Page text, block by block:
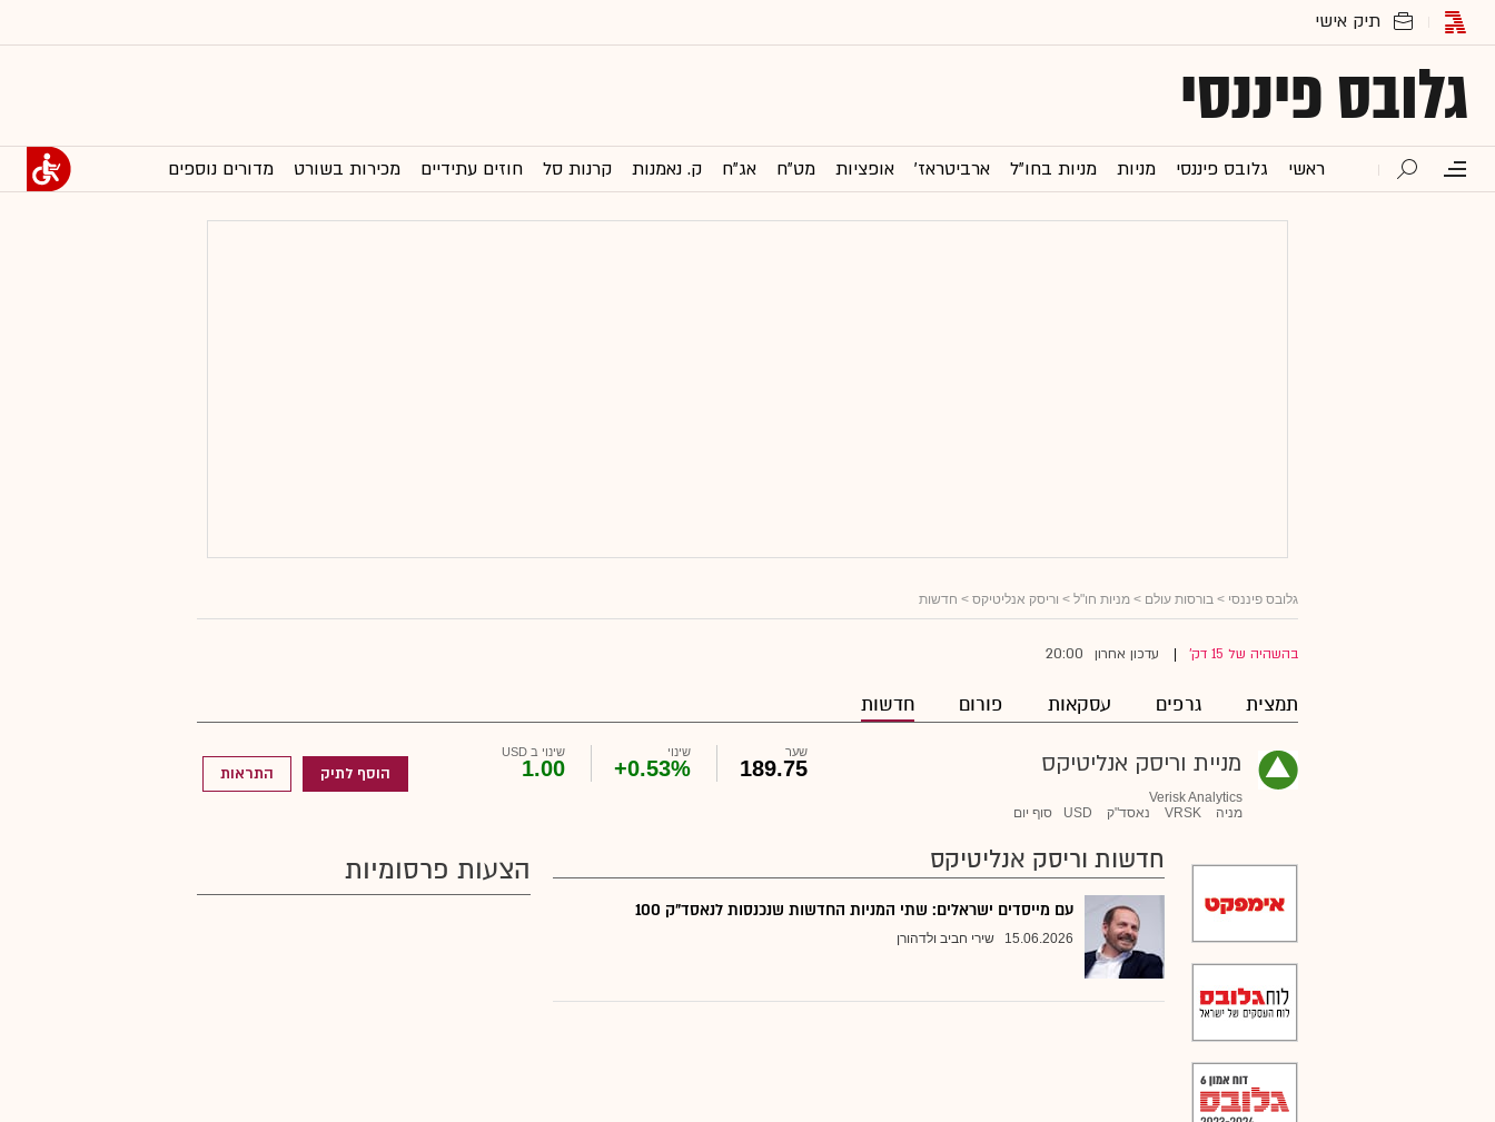
גלובס פיננסי
ראשי גלובס פיננסי מניות מניות בחו"ל ארביטראז' אופציות מט"ח אג"ח ק. נאמנות קרנות סל חוזים עתידיים מכירות בשורט מדורים נוספים
גלובס פיננסי > בורסות עולם > מניות חו"ל > וריסק אנליטיקס > חדשות
בהשהיה של 15 דק' עדכון אחרון 20:00
תמצית גרפים עסקאות פורום חדשות
מניית וריסק אנליטיקס
Verisk Analytics
מניה
VRSK נאסד"ק USD סוף יום
שער
189.75
שינוי
+0.53%
שינוי ב USD
1.00 הוסף לתיק התראות
חדשות וריסק אנליטיקס
עם מייסדים ישראלים: שתי המניות החדשות שנכנסות לנאסד"ק 100
15.06.2026 שירי חביב ולדהורן
הצעות פרסומיות